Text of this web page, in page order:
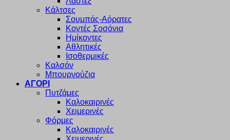
Κάλτσες
Σουμπάς-Αόρατες
Κοντές Σοσόνια
Ημίκοντες
Αθλητικές
Ισοθερμικές
Καλσόν
Μπουρνούζια
ΑΓΟΡΙ
Πυτζάμες
Καλοκαιρινές
Χειμερινές
Φόρμες
Καλοκαιρινές